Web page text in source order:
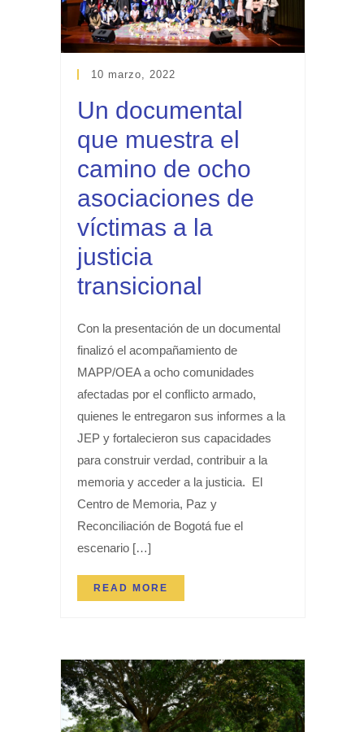
10 marzo, 2022
Un documental
que muestra el
camino de ocho
asociaciones de
víctimas a la
justicia
transicional
Con la presentación de un documental
finalizó el acompañamiento de
MAPP/OEA a ocho comunidades
afectadas por el conflicto armado,
quienes le entregaron sus informes a la
JEP y fortalecieron sus capacidades
para construir verdad, contribuir a la
memoria y acceder a la justicia. El
Centro de Memoria, Paz y
Reconciliación de Bogotá fue el
escenario […]
READ MORE